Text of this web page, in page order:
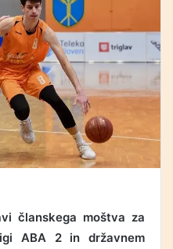
članskega moštva za
ABA 2 in državnem